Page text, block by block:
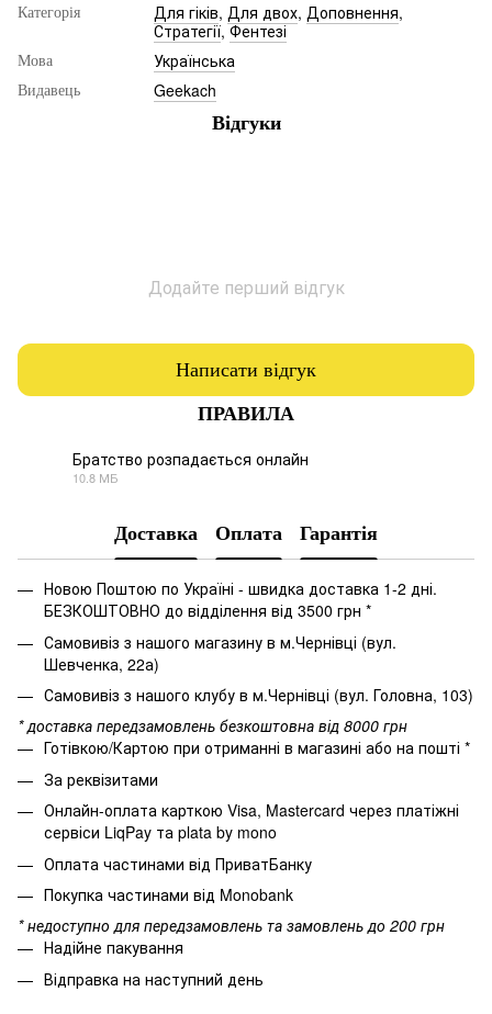
Категорія Для гіків, Для двох, Доповнення,
Стратегії,Фентезі
Мова Українська
Видавець
Geekach
Відгуки
Додайте перший відгук
Написати відгук
ПРАВИЛА
Братство розпадається онлайн
10.8 МБ
Доставка Оплата Гарантія
Новою Поштою по Україні - швидка доставка 1-2 дні.
БЕЗКОШТОВНО до відділення від 3500 грн *
Самовивіз з нашого магазину в м.Чернівці (вул.
Шевченка, 22а)
Самовивіз з нашого клубу в м.Чернівці (вул. Головна, 103)
* доставка передзамовлень безкоштовна від 8000 грн
Готівкою/Картою при отриманні в магазині або на пошті *
За реквізитами
Онлайн-оплата карткою Visa, Mastercard через платіжні
сервіси LiqPay та plata by mono
Оплата частинами від ПриватБанку
Покупка частинами від Monobank
* недоступно для передзамовлень та замовлень до 200 грн
Надійне пакування
Відправка на наступний день